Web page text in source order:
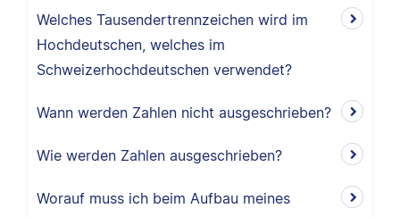
Welches Tausendertrennzeichen wird im
Hochdeutschen, welches im
Schweizerhochdeutschen verwendet?
Wann werden Zahlen nicht ausgeschrieben?
Wie werden Zahlen ausgeschrieben?
Worauf muss ich beim Aufbau meines